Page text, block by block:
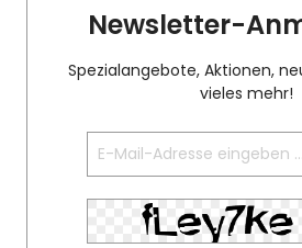
Newsletter-
Spezialangebote, Aktionen,
vieles mehr!